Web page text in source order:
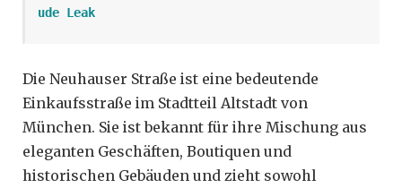
ude Leak
Die Neuhauser Straße ist eine bedeutende
Einkaufsstraße im Stadtteil Altstadt von
München. Sie ist bekannt für ihre Mischung aus
eleganten Geschäften, Boutiquen und
historischen Gebäuden und zieht sowohl